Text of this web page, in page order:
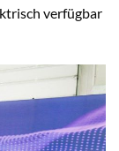
verfügbar